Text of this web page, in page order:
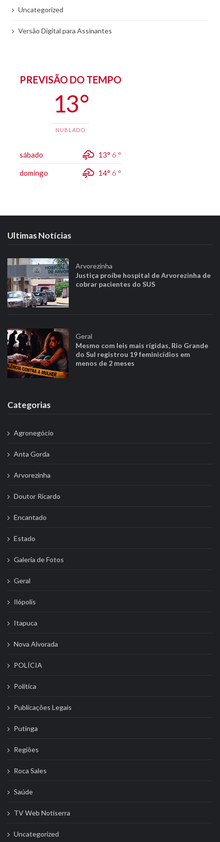
Uncategorized
Versão Digital para Assinantes
PREVISÃO DO TEMPO
13 °
NUBLADO
sábado 13° 6 °
domingo 14° 6 °
Ultimas Notícias
Arvorezinha
Justiça proíbe hospital de Arvorezinha de
cobrar pacientes do SUS
Geral
Mesmo com leis mais rígidas, Rio Grande
do Sul registrou 19 feminicídios em
menos de 2 meses
Categorias
Agronegócio
Anta Gorda
Arvorezinha
Doutor Ricardo
Encantado
Estado
Galeria de Fotos
Geral
Ilópolis
Itapuca
Nova Alvorada
POLÍCIA
Politíca
Publicações Legais
Putinga
Regiões
Roca Sales
Saúde
TV Web Notiserra
Uncategorized